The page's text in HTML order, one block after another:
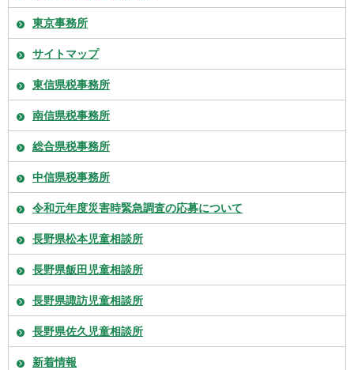
東京事務所
サイトマップ
東信県税事務所
南信県税事務所
総合県税事務所
中信県税事務所
令和元年度災害時緊急調査の応募について
長野県松本児童相談所
長野県飯田児童相談所
長野県諏訪児童相談所
長野県佐久児童相談所
新着情報